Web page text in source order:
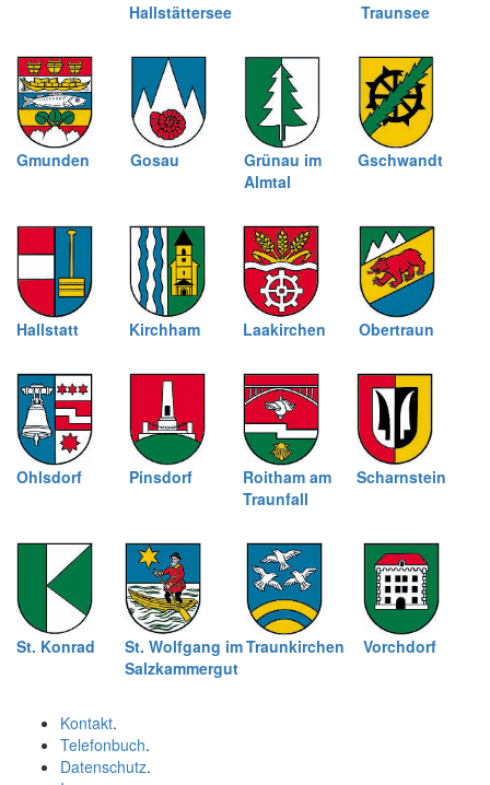
Hallstättersee
Traunsee
Gmunden Gosau
Grünau im
Almtal
Gschwandt
Hallstatt Kirchham Laakirchen Obertraun
Ohlsdorf Pinsdorf
Roitham am
Traunfall
Scharnstein
St. Konrad
St. Wolfgang im
Salzkammergut
Traunkirchen Vorchdorf
Kontakt.
Telefonbuch.
Datenschutz.